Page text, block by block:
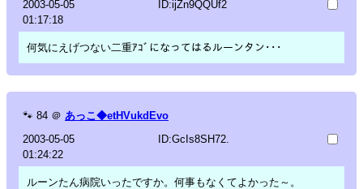
2003-05-05
01:17:18
ID:ijZn9QQUf2
何気にえげつない二重ｱｺﾞになってはるルーンタン･･･
🐾 84 ＠ あっこ◆etHVukdEvo
2003-05-05
01:24:22
ID:GcIs8SH72.
ルーンたん病院いったですか。何事もなくてよかった～。